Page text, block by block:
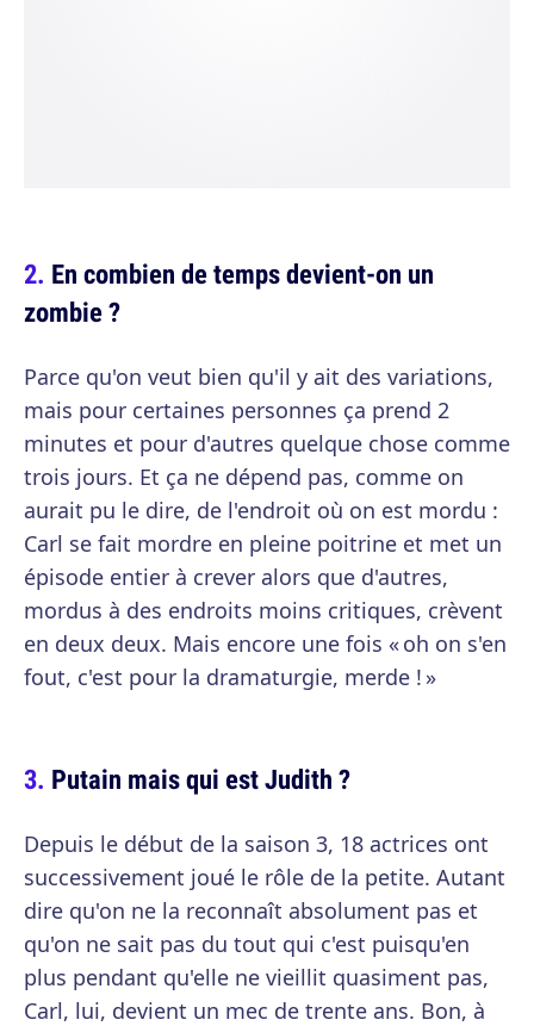
En combien de temps devient-on un
zombie ?
Parce qu'on veut bien qu'il y ait des variations,
mais pour certaines personnes ça prend 2
minutes et pour d'autres quelque chose comme
trois jours. Et ça ne dépend pas, comme on
aurait pu le dire, de l'endroit où on est mordu :
Carl se fait mordre en pleine poitrine et met un
épisode entier à crever alors que d'autres,
mordus à des endroits moins critiques, crèvent
en deux deux. Mais encore une fois « oh on s'en
fout, c'est pour la dramaturgie, merde ! »
Putain mais qui est Judith ?
Depuis le début de la saison 3, 18 actrices ont
successivement joué le rôle de la petite. Autant
dire qu'on ne la reconnaît absolument pas et
qu'on ne sait pas du tout qui c'est puisqu'en
plus pendant qu'elle ne vieillit quasiment pas,
Carl, lui, devient un mec de trente ans. Bon, à